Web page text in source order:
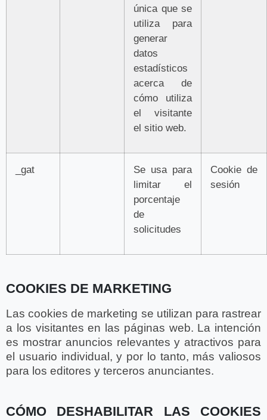
única que se
utiliza para
generar
datos
estadísticos
acerca de
cómo utiliza
el visitante
el sitio web.
_gat
Se usa para
limitar el
porcentaje
de
solicitudes
Cookie de
sesión
COOKIES DE MARKETING
Las cookies de marketing se utilizan para rastrear
a los visitantes en las páginas web. La intención
es mostrar anuncios relevantes y atractivos para
el usuario individual, y por lo tanto, más valiosos
para los editores y terceros anunciantes.
CÓMO DESHABILITAR LAS COOKIES